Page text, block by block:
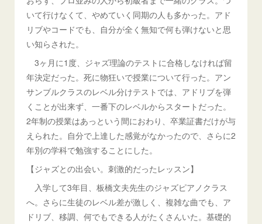
いて行けなくて、やめていく同期の人も多かった。アド
リブやコードでも、自分が全く無知で何も弾けないと思
い知らされた。
3ヶ月に1度、ジャズ理論のテストに合格しなければ留
年決定だった。死に物狂いで授業について行った。アン
サンブルクラスのレベル分けテストでは、アドリブを弾
くことが出来ず、一番下のレベルからスタートだった。
2年制の授業はあっという間におわり、卒業証書だけが与
えられた。自分で上達した感覚がなかったので、さらに2
年別の学科で勉強することにした。
【ジャズとの出会い。刺激的だったレッスン】
入学して3年目、板橋文夫先生のジャズピアノクラス
へ。さらに生徒のレベル差が激しく、複雑な曲でも、ア
ドリブ、移調、何でもできる人がたくさんいた。基礎的